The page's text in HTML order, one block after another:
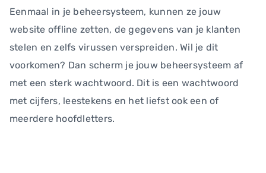
Eenmaal in je beheersysteem, kunnen ze jouw
website offline zetten, de gegevens van je klanten
stelen en zelfs virussen verspreiden. Wil je dit
voorkomen? Dan scherm je jouw beheersysteem af
met een sterk wachtwoord. Dit is een wachtwoord
met cijfers, leestekens en het liefst ook een of
meerdere hoofdletters.